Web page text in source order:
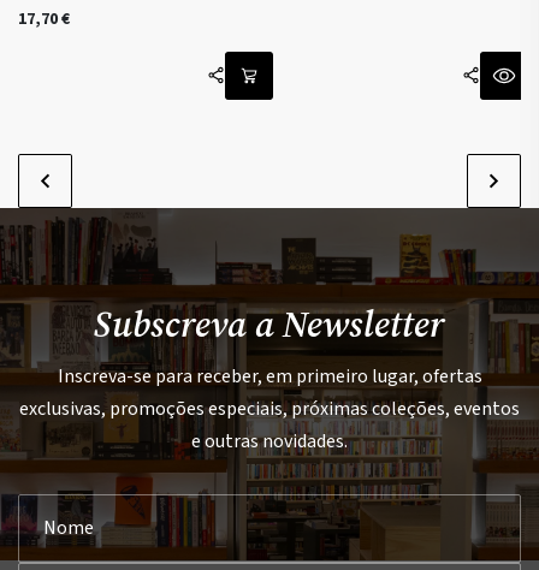
17,70€
Subscreva a Newsletter
Inscreva-se para receber, em primeiro lugar, ofertas
exclusivas, promoções especiais, próximas coleções, eventos
e outras novidades.